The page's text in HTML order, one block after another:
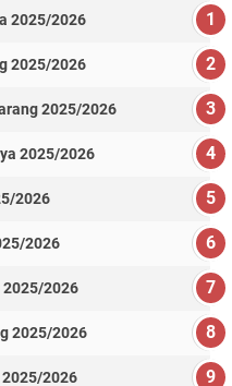
2025/2026
2025/2026
2025/2026
2025/2026
2026
2026
2025/2026
2025/2026
2026